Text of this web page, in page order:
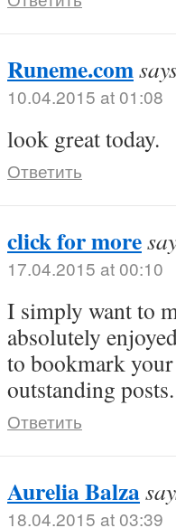
Runeme.com
10.04.2015 at 01:08
look great today.
Ответить
click for more
17.04.2015 at 00:10
I simply want to
absolutely
to bookmark
outstanding
Ответить
Aurelia Balza
18.04.2015 at 03:39